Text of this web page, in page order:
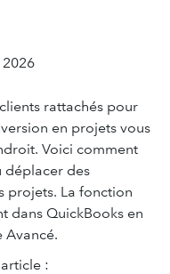
rattachés pour
en projets vous
Voici comment
déplacer des
projets. La fonction
dans QuickBooks en
Avancé.
: